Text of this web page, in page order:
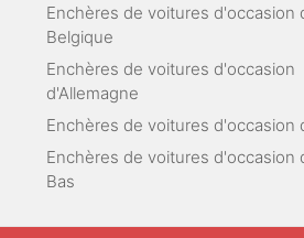
Enchères de voitures d'occasion
Belgique
Enchères de voitures d'occasion
d'Allemagne
Enchères de voitures d'occasion
Enchères de voitures d'occasion
Bas